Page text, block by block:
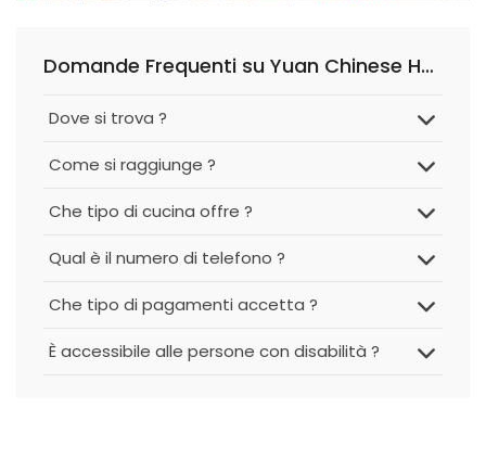
Domande Frequenti su Yuan Chinese Hot Pot
Dove si trova ?
Come si raggiunge ?
Che tipo di cucina offre ?
Qual è il numero di telefono ?
Che tipo di pagamenti accetta ?
È accessibile alle persone con disabilità ?